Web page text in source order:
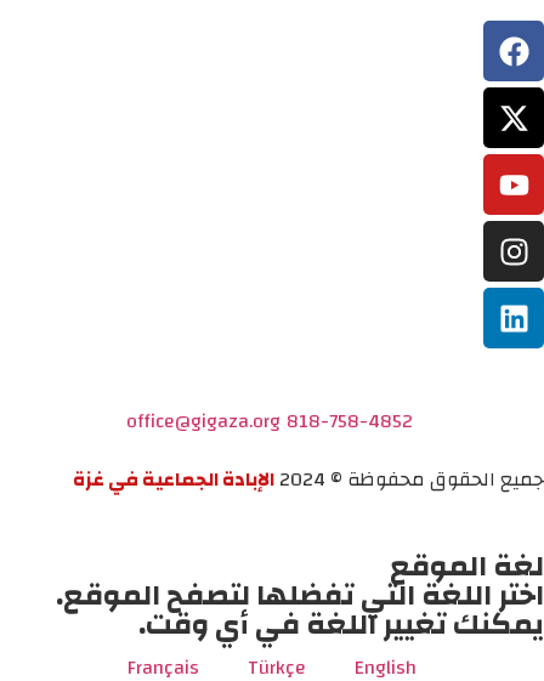
818-758-4852
office@gigaza.org
جميع الحقوق محفوظة © 2024
الإبادة الجماعية في غزة
لغة الموقع
اختر اللغة التي تفضلها لتصفح الموقع.
يمكنك تغيير اللغة في أي وقت.
English
Türkçe
Français